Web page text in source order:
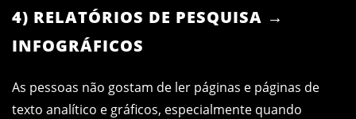
4) RELATÓRIOS DE PESQUISA →
INFOGRÁFICOS
As pessoas não gostam de ler páginas e páginas de
texto analítico e gráficos, especialmente quando